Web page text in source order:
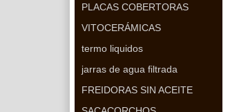
PLACAS COBERTORAS
VITOCERÁMICAS
termo liquidos
jarras de agua filtrada
FREIDORAS SIN ACEITE